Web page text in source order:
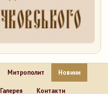
Митрополит Новини
Галерея Контакти